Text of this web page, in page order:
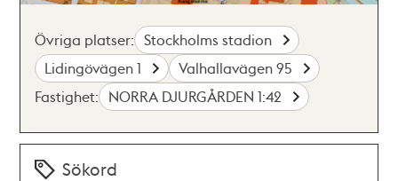
Övriga platser: Stockholms stadion
Lidingövägen 1
Valhallavägen 95
Fastighet: NORRA DJURGÅRDEN 1:42
Sökord